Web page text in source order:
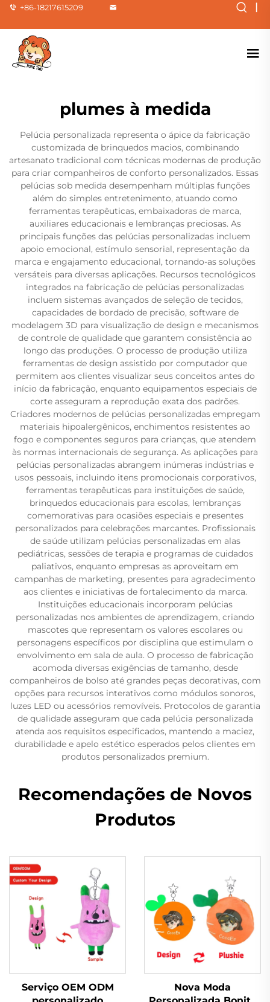
+86-18217615209 |
plumes à medida
Pelúcia personalizada representa o ápice da fabricação
customizada de brinquedos macios, combinando
artesanato tradicional com técnicas modernas de produção
para criar companheiros de conforto personalizados. Essas
pelúcias sob medida desempenham múltiplas funções
além do simples entretenimento, atuando como
ferramentas terapêuticas, embaixadoras de marca,
auxiliares educacionais e lembranças preciosas. As
principais funções das pelúcias personalizadas incluem
apoio emocional, estímulo sensorial, representação da
marca e engajamento educacional, tornando-as soluções
versáteis para diversas aplicações. Recursos tecnológicos
integrados na fabricação de pelúcias personalizadas
incluem sistemas avançados de seleção de tecidos,
capacidades de bordado de precisão, software de
modelagem 3D para visualização de design e mecanismos
de controle de qualidade que garantem consistência ao
longo das produções. O processo de produção utiliza
ferramentas de design assistido por computador que
permitem aos clientes visualizar seus conceitos antes do
início da fabricação, enquanto equipamentos especiais de
corte asseguram a reprodução exata dos padrões.
Criadores modernos de pelúcias personalizadas empregam
materiais hipoalergênicos, enchimentos resistentes ao
fogo e componentes seguros para crianças, que atendem
às normas internacionais de segurança. As aplicações para
pelúcias personalizadas abrangem inúmeras indústrias e
usos pessoais, incluindo itens promocionais corporativos,
ferramentas terapêuticas para instituições de saúde,
brinquedos educacionais para escolas, lembranças
comemorativas para ocasiões especiais e presentes
personalizados para celebrações marcantes. Profissionais
de saúde utilizam pelúcias personalizadas em alas
pediátricas, sessões de terapia e programas de cuidados
paliativos, enquanto empresas as aproveitam em
campanhas de marketing, presentes para agradecimento
aos clientes e iniciativas de fortalecimento da marca.
Instituições educacionais incorporam pelúcias
personalizadas nos ambientes de aprendizagem, criando
mascotes que representam os valores escolares ou
personagens específicos por disciplina que estimulam o
envolvimento em sala de aula. O processo de fabricação
acomoda diversas exigências de tamanho, desde
companheiros de bolso até grandes peças decorativas, com
opções para recursos interativos como módulos sonoros,
luzes LED ou acessórios removíveis. Protocolos de garantia
de qualidade asseguram que cada pelúcia personalizada
atenda aos requisitos especificados, mantendo a maciez,
durabilidade e apelo estético esperados pelos clientes em
produtos personalizados premium.
Recomendações de Novos
Produtos
Serviço OEM ODM
Nova Moda